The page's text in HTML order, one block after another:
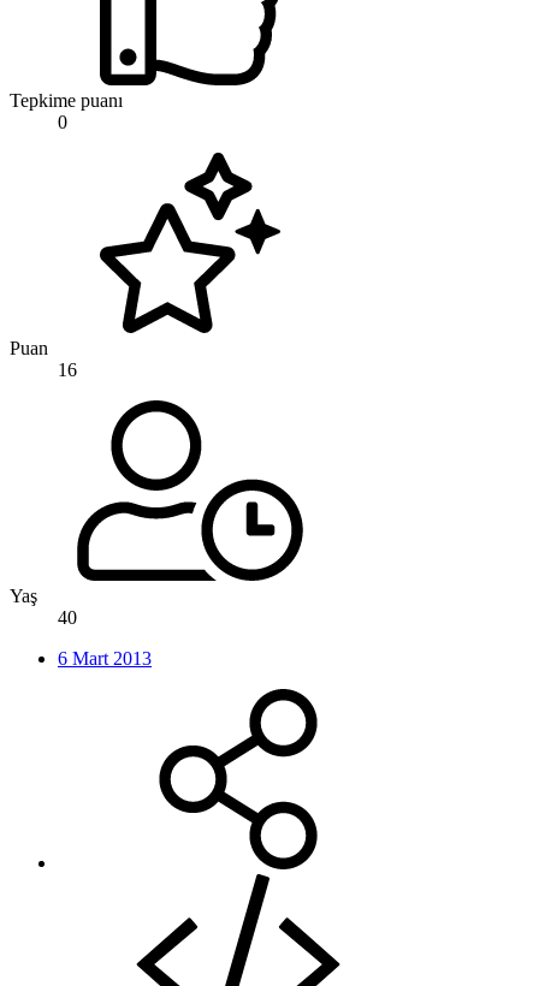
Tepkime puanı
0
Puan
16
Yaş
40
6 Mart 2013